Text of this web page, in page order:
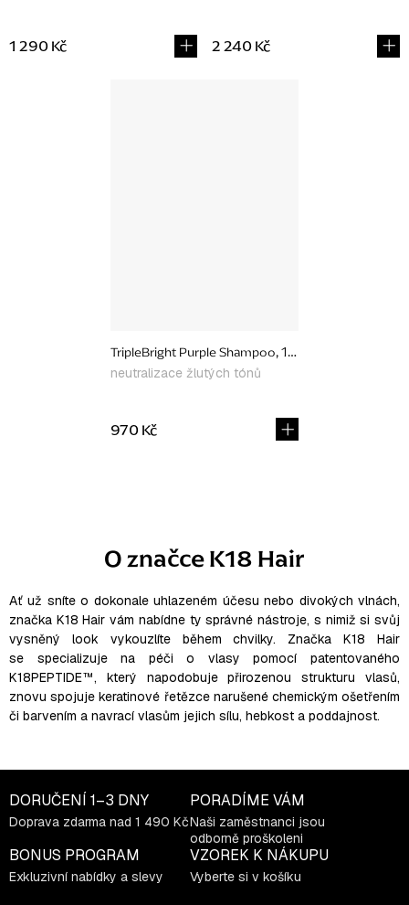
1 290 Kč 2 240 Kč
TripleBright Purple Shampoo, 125 ml
neutralizace žlutých tónů
970 Kč
a
c
í
p
r
v
ý
p
i
s
u
O značce K18 Hair
Ať už sníte o dokonale uhlazeném účesu nebo divokých vlnách,
značka K18 Hair vám nabídne ty správné nástroje, s nimiž si svůj
vysněný look vykouzlíte během chvilky. Značka K18 Hair
se specializuje na péči o vlasy pomocí patentovaného
K18PEPTIDE™, který napodobuje přirozenou strukturu vlasů,
znovu spojuje keratinové řetězce narušené chemickým ošetřením
či barvením a navrací vlasům jejich sílu, hebkost a poddajnost.
DORUČENÍ 1–3 DNY
Doprava zdarma nad 1 490 Kč
PORADÍME VÁM
Naši zaměstnanci jsou
odborně proškoleni
BONUS PROGRAM
Exkluzivní nabídky a slevy
VZOREK K NÁKUPU
Vyberte si v košíku